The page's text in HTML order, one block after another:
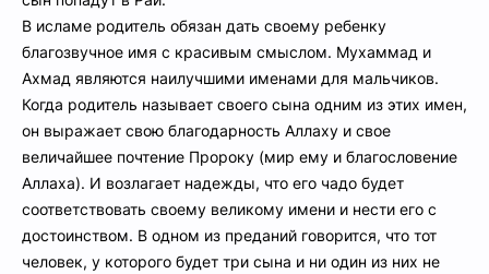
В исламе родитель обязан дать своему ребенку
благозвучное имя с красивым смыслом. Мухаммад и
Ахмад являются наилучшими именами для мальчиков.
Когда родитель называет своего сына одним из этих имен,
он выражает свою благодарность Аллаху и свое
величайшее почтение Пророку (мир ему и благословение
Аллаха). И возлагает надежды, что его чадо будет
соответствовать своему великому имени и нести его с
достоинством. В одном из преданий говорится, что тот
человек, у которого будет три сына и ни один из них не